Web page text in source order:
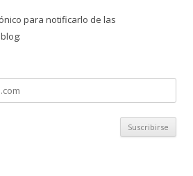
para notificarlo de las